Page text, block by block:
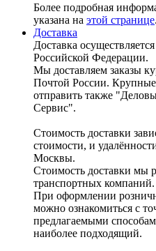
Более подробная
указана на этой странице.
Доставка
Доставка
Российской Федерации.
Мы доставляем заказы
Почтой России.
отправить также
Сервис".
Стоимость доставки
стоимости, и
Москвы.
Стоимость доставки мы
транспортных компаний.
При оформлении
можно ознакомиться с
предлагаемыми
наиболее подходящий.